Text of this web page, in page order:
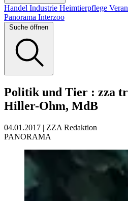
Handel Industrie Heimtierpflege
Panorama Interzoo
Suche öffnen
Politik und Tier : zza
Hiller-Ohm, MdB
04.01.2017 | ZZA Redaktion
PANORAMA